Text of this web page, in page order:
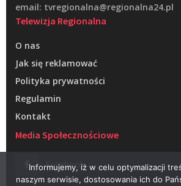
email: tvregionalna@regionalna24.pl
Telewizja Regionalna
O nas
Jak się reklamować
Polityka prywatności
Regulamin
Kontakt
Media Społecznościowe
Facebook
Informujemy, iż w celu optymalizacji
naszym serwisie, dostosowania ich do